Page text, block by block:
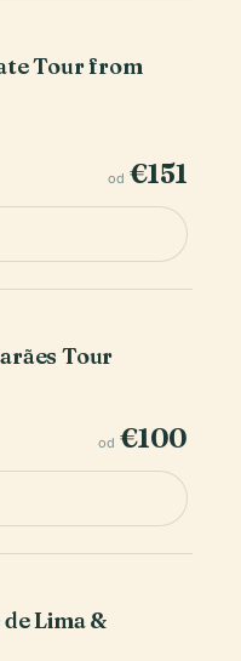
Tour from
od €151
Tour
od €100
Lima &